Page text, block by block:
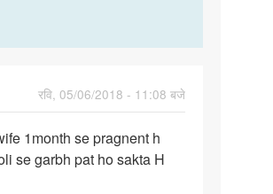
रवि, 05/06/2018 - 11:08 बजे
1month se pragnent h
se garbh pat ho sakta H